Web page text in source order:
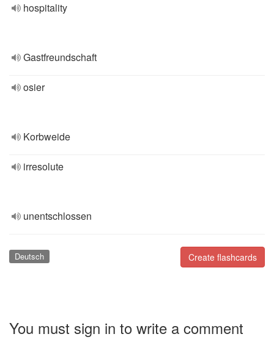
hospitality
Gastfreundschaft
osier
Korbweide
irresolute
unentschlossen
Create flashcards
Deutsch
You must sign in to write a comment